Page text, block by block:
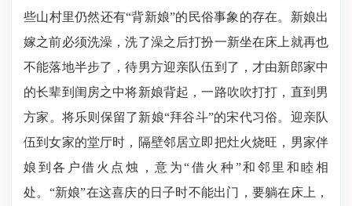
些山村里仍然还有“背新娘”的民俗事象的存在。新娘出
嫁之前必须洗澡，洗了澡之后打扮一新坐在床上就再也
不能落地半步了，待男方迎亲队伍到了，才由新郎家中
的长辈到闺房之中将新娘背起，一路吹吹打打，直到男
方家。将乐则保留了新娘“拜谷斗”的宋代习俗。迎亲队
伍到女家的堂厅时，隔壁邻居立即把灶火烧旺，男家伴
娘到各户借火点烛，意为“借火种”和邻里和睦相
处。“新娘”在这喜庆的日子时不能出门，要躺在床上，